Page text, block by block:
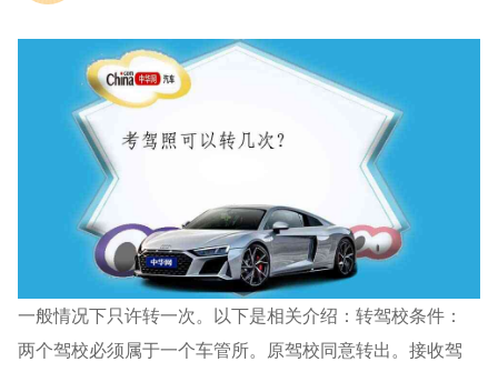
一般情况下只许转一次。以下是相关介绍：转驾校条件：
两个驾校必须属于一个车管所。原驾校同意转出。接收驾